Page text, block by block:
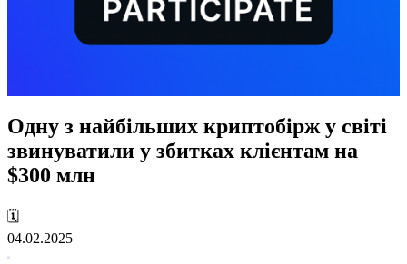
Одну з найбільших криптобірж у світі
звинуватили у збитках клієнтам на
$300 млн
🗓️
04.02.2025